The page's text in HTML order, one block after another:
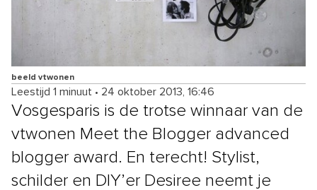
beeld vtwonen
Leestijd 1 minuut • 24 oktober 2013, 16:46
Vosgesparis is de trotse winnaar van de
vtwonen Meet the Blogger advanced
blogger award. En terecht! Stylist,
schilder en DIY’er Desiree neemt je